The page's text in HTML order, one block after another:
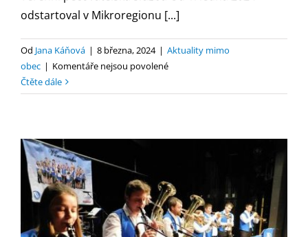
odstartoval v Mikroregionu [...]
Od Jana Káňová | 8 března, 2024 | Aktuality mimo
obec | Komentáře nejsou povolenéu
s
Čtěte dále